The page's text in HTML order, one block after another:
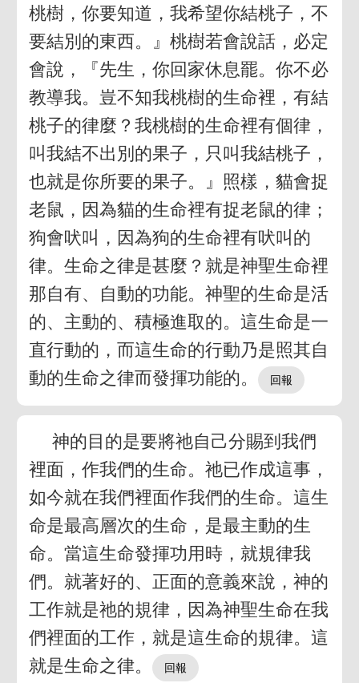
桃樹，你要知道，我希望你結桃子，不
要結別的東西。』桃樹若會說話，必定
會說，『先生，你回家休息罷。你不必
教導我。豈不知我桃樹的生命裡，有結
桃子的律麼？我桃樹的生命裡有個律，
叫我結不出別的果子，只叫我結桃子，
也就是你所要的果子。』照樣，貓會捉
老鼠，因為貓的生命裡有捉老鼠的律；
狗會吠叫，因為狗的生命裡有吠叫的
律。生命之律是甚麼？就是神聖生命裡
那自有、自動的功能。神聖的生命是活
的、主動的、積極進取的。這生命是一
直行動的，而這生命的行動乃是照其自
動的生命之律而發揮功能的。
神的目的是要將祂自己分賜到我們
裡面，作我們的生命。祂已作成這事，
如今就在我們裡面作我們的生命。這生
命是最高層次的生命，是最主動的生
命。當這生命發揮功用時，就規律我
們。就著好的、正面的意義來說，神的
工作就是祂的規律，因為神聖生命在我
們裡面的工作，就是這生命的規律。這
就是生命之律。